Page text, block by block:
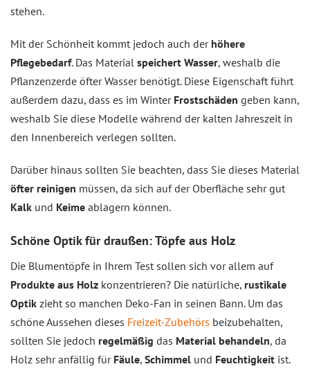
stehen.
Mit der Schönheit kommt jedoch auch der höhere
Pflegebedarf. Das Material speichert Wasser, weshalb die
Pflanzenzerde öfter Wasser benötigt. Diese Eigenschaft führt
außerdem dazu, dass es im Winter Frostschäden geben kann,
weshalb Sie diese Modelle während der kalten Jahreszeit in
den Innenbereich verlegen sollten.
Darüber hinaus sollten Sie beachten, dass Sie dieses Material
öfter reinigen müssen, da sich auf der Oberfläche sehr gut
Kalk und Keime ablagern können.
Schöne Optik für draußen: Töpfe aus Holz
Die Blumentöpfe in Ihrem Test sollen sich vor allem auf
Produkte aus Holz konzentrieren? Die natürliche, rustikale
Optik zieht so manchen Deko-Fan in seinen Bann. Um das
schöne Aussehen dieses Freizeit-Zubehörs beizubehalten,
sollten Sie jedoch regelmäßig das Material behandeln, da
Holz sehr anfällig für Fäule, Schimmel und Feuchtigkeit ist.